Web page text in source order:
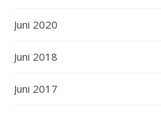
Juni 2020
Juni 2018
Juni 2017